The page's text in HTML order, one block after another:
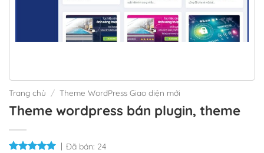
Trang chủ / Theme WordPress Giao diện mới
Theme wordpress bán plugin, theme
Đã bán: 24